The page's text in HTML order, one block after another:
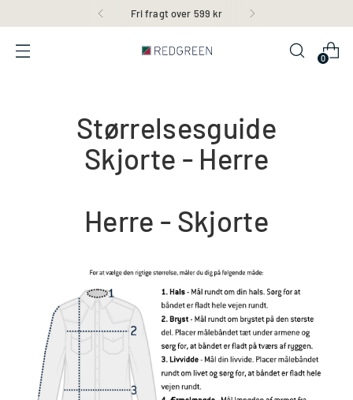
Fri fragt over 599 kr
0
Størrelsesguide
Skjorte - Herre
Herre - Skjorte